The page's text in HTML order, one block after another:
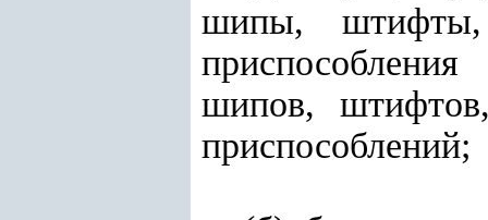
шипы, штифты,
шипов,
приспособлений;